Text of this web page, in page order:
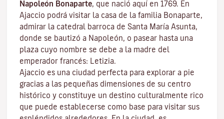
Napoleón Bonaparte, que nació aquí en 1769. En
Ajaccio podrá visitar la casa de la familia Bonaparte,
admirar la catedral barroca de Santa María Asunta,
donde se bautizó a Napoleón, o pasear hasta una
plaza cuyo nombre se debe a la madre del
emperador francés: Letizia.
Ajaccio es una ciudad perfecta para explorar a pie
gracias a las pequeñas dimensiones de su centro
histórico y constituye un destino culturalmente rico
que puede establecerse como base para visitar sus